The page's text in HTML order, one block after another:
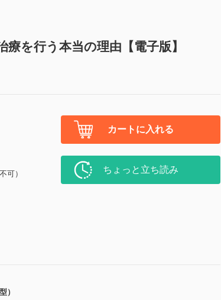
を行う本当の理由【電子版】
可）
カートに入れる
ちょっと立ち読み
）